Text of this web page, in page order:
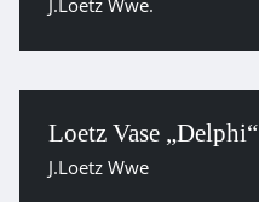
J.Loetz Wwe.
Loetz Vase „Delphi“
J.Loetz Wwe